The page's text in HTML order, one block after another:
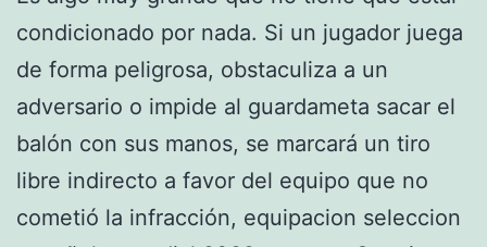
condicionado por nada. Si un jugador juega
de forma peligrosa, obstaculiza a un
adversario o impide al guardameta sacar el
balón con sus manos, se marcará un tiro
libre indirecto a favor del equipo que no
cometió la infracción, equipacion seleccion